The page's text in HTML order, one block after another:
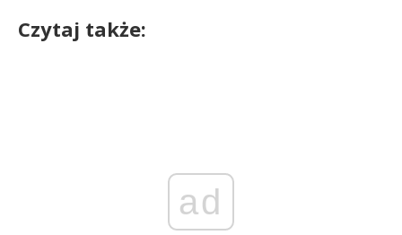
Czytaj także:
ad